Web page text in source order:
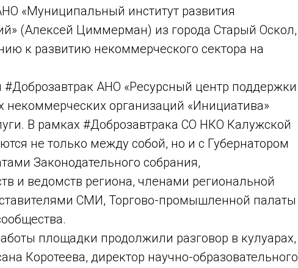
«Муниципальный институт развития
(Алексей Циммерман) из города Старый Оскол,
к развитию некоммерческого сектора на
#Доброзавтрак АНО «Ресурсный центр поддержки
некоммерческих организаций «Инициатива»
В рамках #Доброзавтрака СО НКО Калужской
не только между собой, но и с Губернатором
Законодательного собрания,
и ведомств региона, членами региональной
СМИ, Торгово-промышленной палаты
площадки продолжили разговор в кулуарах,
Коротеева, директор научно-образовательного